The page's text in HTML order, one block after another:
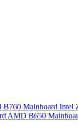
B760 Mainboard Intel
AMD B650